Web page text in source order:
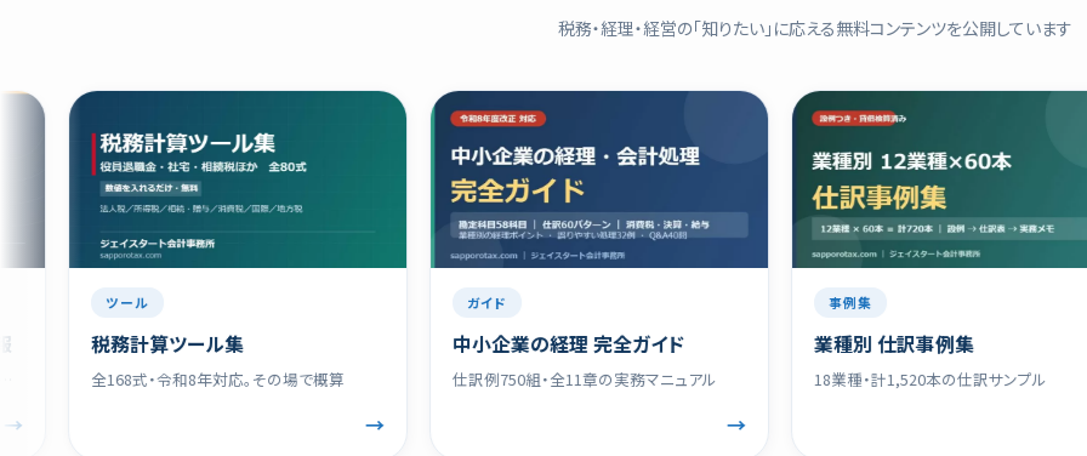
税務・経理・経営の「知りたい」に応える無料コンテンツを公開しています
税務計算ツール集
全168式・令和8年対応。その場で概算
中小企業の経理 完全ガイド
仕訳例750組・全11章の実務マニュアル
業種別 仕訳事例集
18業種・計1,520本の仕訳サンプル